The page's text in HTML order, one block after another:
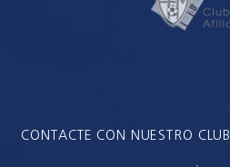
CONTACTE CON NUESTRO CLUB